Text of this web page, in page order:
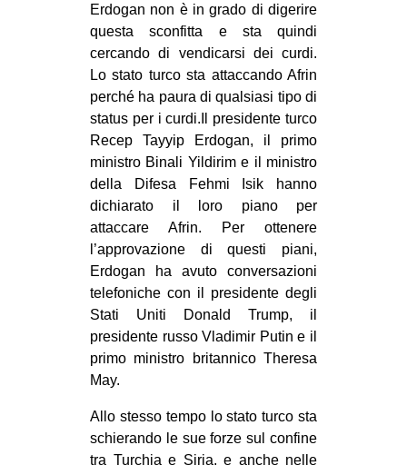
Erdogan non è in grado di digerire
questa sconfitta e sta quindi
cercando di vendicarsi dei curdi.
Lo stato turco sta attaccando Afrin
perché ha paura di qualsiasi tipo di
status per i curdi.Il presidente turco
Recep Tayyip Erdogan, il primo
ministro Binali Yildirim e il ministro
della Difesa Fehmi Isik hanno
dichiarato il loro piano per
attaccare Afrin. Per ottenere
l’approvazione di questi piani,
Erdogan ha avuto conversazioni
telefoniche con il presidente degli
Stati Uniti Donald Trump, il
presidente russo Vladimir Putin e il
primo ministro britannico Theresa
May.
Allo stesso tempo lo stato turco sta
schierando le sue forze sul confine
tra Turchia e Siria, e anche nelle